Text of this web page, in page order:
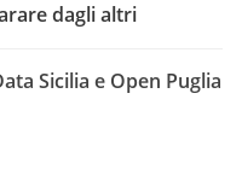
dagli altri
Sicilia e Open Puglia